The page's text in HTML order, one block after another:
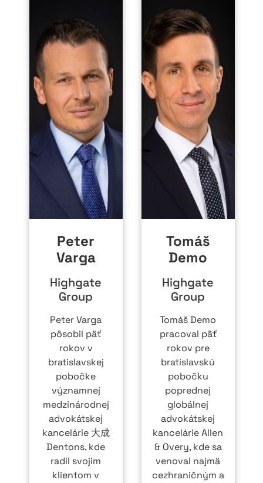
Peter
Varga
Highgate
Group
Peter Varga
pôsobil päť
rokov v
bratislavskej
pobočke
významnej
medzinárodnej
advokátskej
kancelárie 大成
Dentons, kde
radil svojim
klientom v
Tomáš
Demo
Highgate
Group
Tomáš Demo
pracoval päť
rokov pre
bratislavskú
pobočku
poprednej
globálnej
advokátskej
kancelárie Allen
& Overy, kde sa
venoval najmä
cezhraničným a